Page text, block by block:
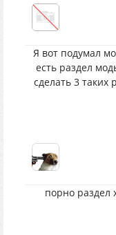
Я вот подумал
есть раздел
сделать 3 таких
порно раздел